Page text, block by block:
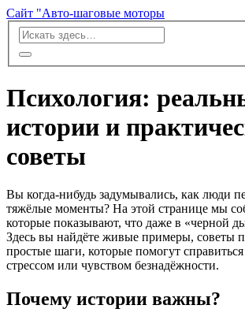
Сайт "Авто-шаговые моторы
Психология:
истории и
советы
Вы когда‑нибудь задумывались, как люди
тяжёлые моменты? На этой странице мы
которые показывают, что даже в «черной
Здесь вы найдёте живые примеры, советы
простые шаги, которые помогут справиться
стрессом или чувством безнадёжности.
Почему истории важны?